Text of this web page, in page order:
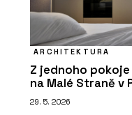
ARCHITEKTURA
Z jednoho
na Malé Straně v
29. 5. 2026